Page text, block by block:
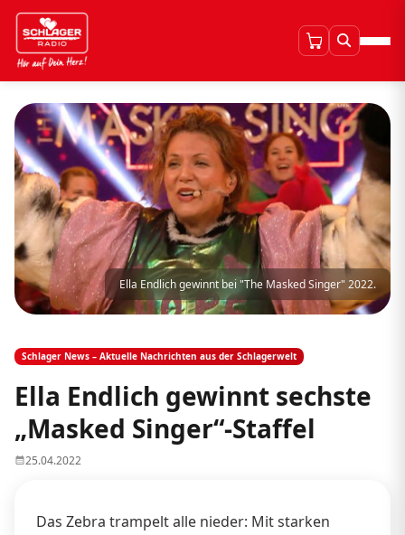
Ella Endlich gewinnt bei "The Masked Singer" 2022.
Schlager News – Aktuelle Nachrichten aus der Schlagerwelt
Ella Endlich gewinnt sechste
„Masked Singer“-Staffel
25.04.2022
Das Zebra trampelt alle nieder: Mit starken